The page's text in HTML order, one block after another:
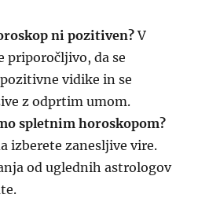
ni pozitiven?V
priporočljivo, da se
vidike in se
z odprtim umom.
spletnim horoskopom?
izberete zanesljive vire.
od uglednih astrologov